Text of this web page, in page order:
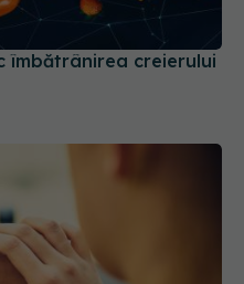
îmbătrânirea creierului